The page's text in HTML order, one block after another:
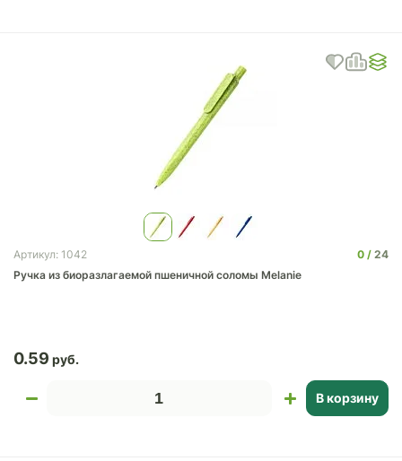
Артикул: 1042 0
24
Ручка из биоразлагаемой пшеничной соломы Melanie
0.59
В корзину